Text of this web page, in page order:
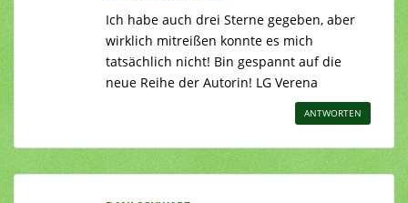
Ich habe auch drei Sterne gegeben, aber
wirklich mitreißen konnte es mich
tatsächlich nicht! Bin gespannt auf die
neue Reihe der Autorin! LG Verena
ANTWORTEN